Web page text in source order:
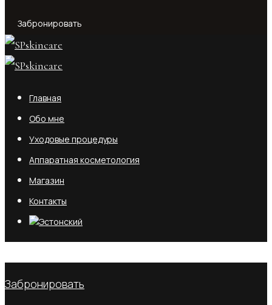
Забронировать
Главная
Обо мне
Уходовые процедуры
Аппаратная косметология
Магазин
Контакты
Забронировать